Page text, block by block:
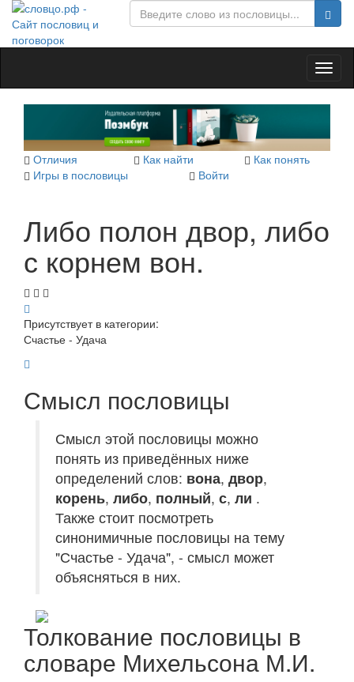
Отличия Как найти
Как понять
Игры в пословицы
Войти
Либо полон двор, либо
с корнем вон.
Присутствует в категории:
Счастье - Удача
Смысл пословицы
Смысл этой пословицы можно
понять из приведённых ниже
определений слов: вона, двор,
корень, либо, полный, с, ли .
Также стоит посмотреть
синонимичные пословицы на тему
"Счастье - Удача", - смысл может
объясняться в них.
Толкование пословицы в
словаре Михельсона М.И.